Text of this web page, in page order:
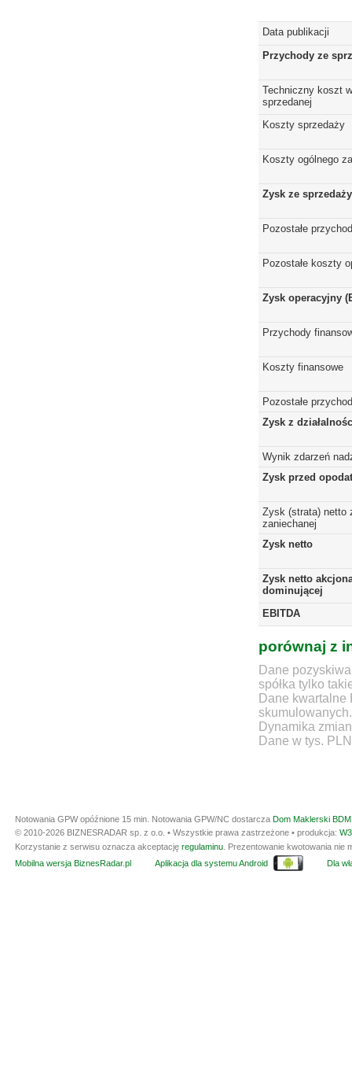
Data publikacji
Przychody ze
Techniczny koszt
sprzedanej
Koszty sprzedaży
Koszty ogólnego
Zysk ze sprzedaży
Pozostałe
Pozostałe koszty
Zysk operacyjny
Przychody
Koszty finansowe
Pozostałe
Zysk z
Wynik zdarzeń
Zysk przed
Zysk (strata) netto
zaniechanej
Zysk netto
Zysk netto
dominującej
EBITDA
porównaj z
Dane
spółka tylko
Dane
skumulowanych.
Dynamika
Dane w tys. PLN
Notowania GPW opóźnione 15 min. Notowania GPW/NC dostarcza Dom Maklerski
© 2010-2026 BIZNESRADAR sp. z o.o. • Wszystkie prawa zastrzeżone • produkcja:
Korzystanie z serwisu oznacza akceptację regulaminu . Prezentowanie kwotowania
Mobilna wersja BiznesRadar.pl
Aplikacja dla systemu Android Dla